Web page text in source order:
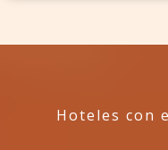
Hoteles con